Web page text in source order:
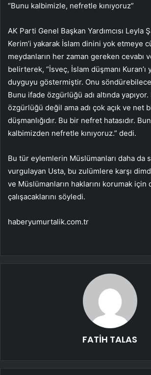
“Bunu kalbimizle, nefretle kınıyoruz”
AK Parti Genel Başkan Yardımcısı Leyla
Kerim’i yakarak İslam dinini yok etmeye
meydanların her zaman gereken cevabı
belirterek, “İsveç, İslam düşmanı Kuran’ı
duyguyu göstermiştir. Onu
Bunu ifade özgürlüğü adı altında
özgürlüğü değil ama adı çok açık ve net
düşmanlığıdır. Bu bir nefret hatasıdır.
kalbimizden nefretle kınıyoruz.” dedi.
Bu tür eylemlerin Müslümanları daha da
vurgulayan Usta, bu zulümlere karşı
ve Müslümanların haklarını korumak için
çalışacaklarını söyledi.
haberyumurtalik.com.tr
FATİH TALAS